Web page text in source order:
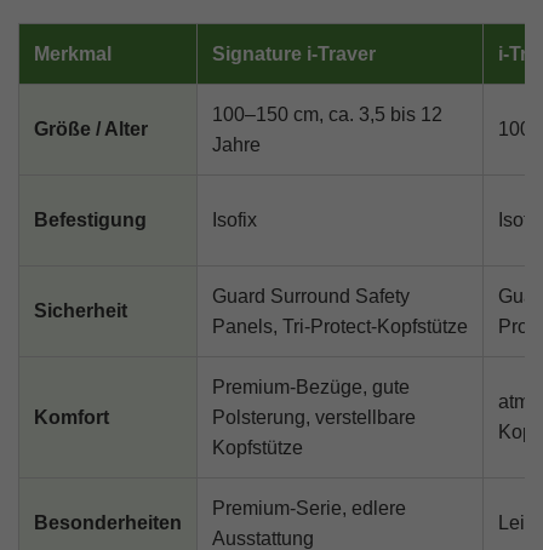
Merkmal Signature i-Traver i-
Größe / Alter
100–150 cm, ca. 3,5 bis 12
Jahre
Befestigung Isofix Isofix
Sicherheit
Guard Surround Safety
Panels, Tri-Protect-Kopfstütze
Komfort
Premium-Bezüge, gute
Polsterung, verstellbare
Kopfstütze
Besonderheiten
Premium-Serie, edlere
Ausstattung